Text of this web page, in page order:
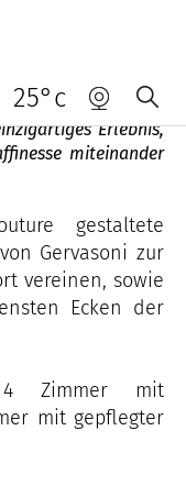
25°cbietet diese
Erlebnis,
miteinander
gestaltete
Gervasoni zur
vereinen, sowie
Ecken der
Zimmer mit
mit gepflegter